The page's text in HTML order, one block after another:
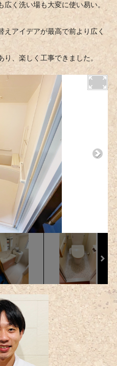
く洗い場も大変に使い易い。
アイデアが最高で前より広く
、楽しく工事できました。